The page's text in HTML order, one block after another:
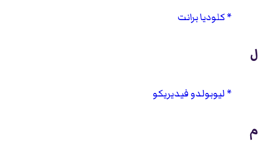
كلوديا برانت
ل
ليوبولدو فيديريكو
م